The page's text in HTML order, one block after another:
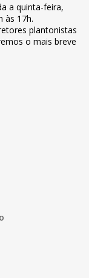
a quinta-feira,
às 17h.
plantonistas
o mais breve